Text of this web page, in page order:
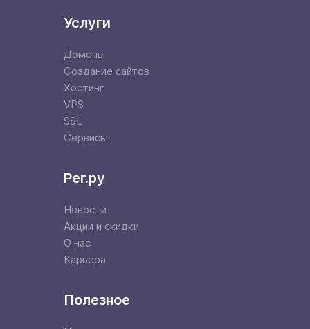
Услуги
Домены
Создание сайтов
Хостинг
VPS
SSL
Сервисы
Рег.ру
Новости
Акции и скидки
О нас
Карьера
Полезное